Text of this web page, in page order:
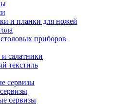
и планки для ножей
приборов
салатники
текстиль
сервизы
сервизы